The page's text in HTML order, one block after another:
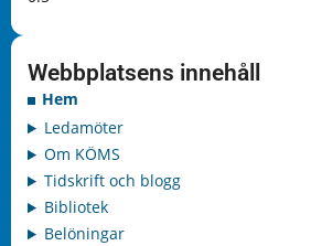
Webbplatsens innehåll
Hem
Ledamöter
Om KÖMS
Tidskrift och blogg
Bibliotek
Belöningar